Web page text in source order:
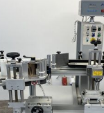
är testad och i gott
på begäran via